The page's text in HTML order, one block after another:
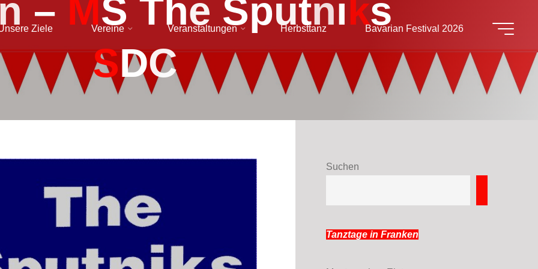
Ziele Vereine Veranstaltungen Herbsttanz Bavarian Festival 2026
n – M S The Sputni ks
SDC
Suchen
Tanztage in Franken